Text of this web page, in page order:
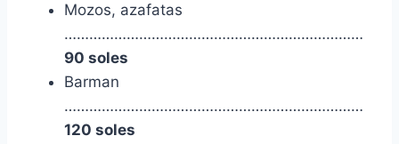
Mozos, azafatas
………………………………………………………………
90 soles
Barman
………………………………………………………………
120 soles